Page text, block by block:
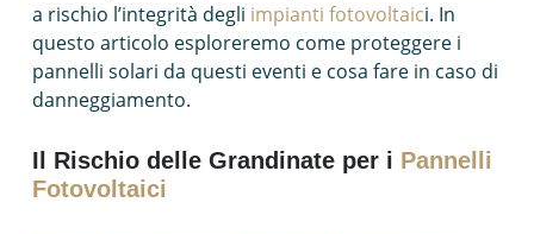
a rischio l’integrità degli impianti fotovoltaici. In
questo articolo esploreremo come proteggere i
pannelli solari da questi eventi e cosa fare in caso di
danneggiamento.
Il Rischio delle Grandinate per i Pannelli
Fotovoltaici